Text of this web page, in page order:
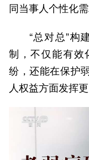
同当事人个性化
“总对总”构
制，不仅能有效
纷，还能在保护
人权益方面发挥更